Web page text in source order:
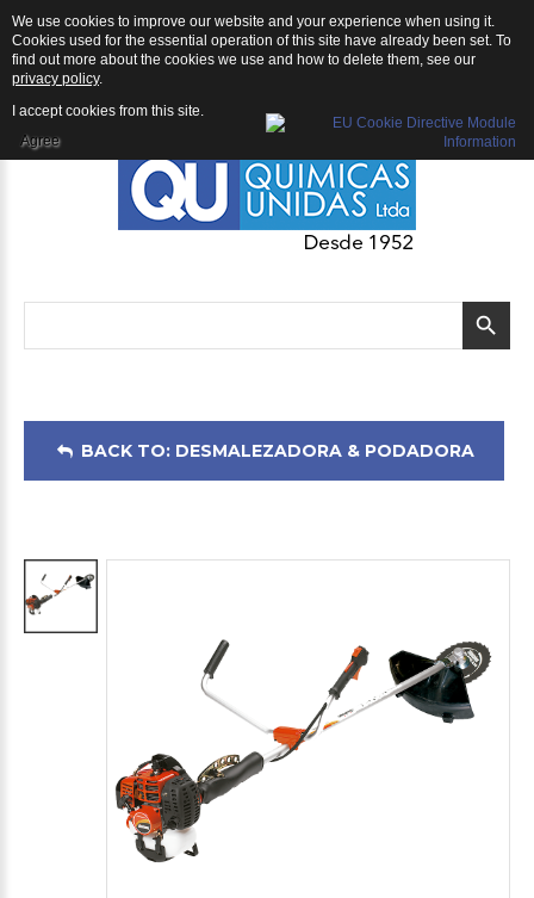
BACK TO: DESMALEZADORA & PODADORA
We use cookies to improve our website and your experience when using it.
Cookies used for the essential operation of this site have already been set. To
find out more about the cookies we use and how to delete them, see our
privacy policy.
I accept cookies from this site.
Agree
Desmalezadora & Podadora: Desmalezadora Shindaiwa B450